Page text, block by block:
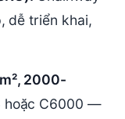
dễ triển khai,
2000-
hoặc C6000 —